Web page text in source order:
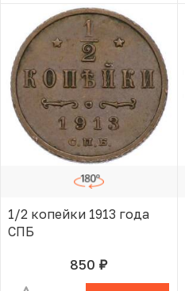
1/2 копейки 1913 года
СПБ
850 руб.В КОРЗИНЕ